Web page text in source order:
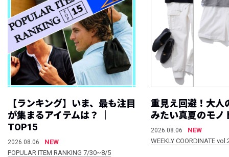
【ランキング】いま、最も注目
が集まるアイテムは？ ｜
TOP15
2026.08.06
NEW
POPULAR ITEM RANKING 7/30~8/5
重見え回避！大人
みたい真夏のモノ
2026.08.06
NEW
WEEKLY COORDINATE